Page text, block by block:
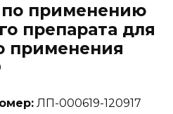
применению
препарата для
применения
ЛП-000619-120917